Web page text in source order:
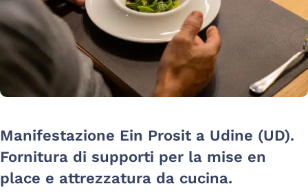
Manifestazione Ein Prosit a Udine (UD).
Fornitura di supporti per la mise en
place e attrezzatura da cucina.